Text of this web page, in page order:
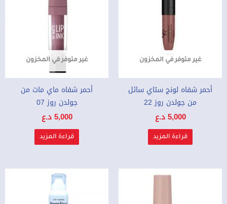
غير متوفر في المخزون
أحمر شفاه لونج ستاي سائل
من جولدن روز 22
5,000د.ع
قراءة المزيد
غير متوفر في المخزون
أحمر شفاه ماي مات من
جولدن روز 07
5,000د.ع
قراءة المزيد